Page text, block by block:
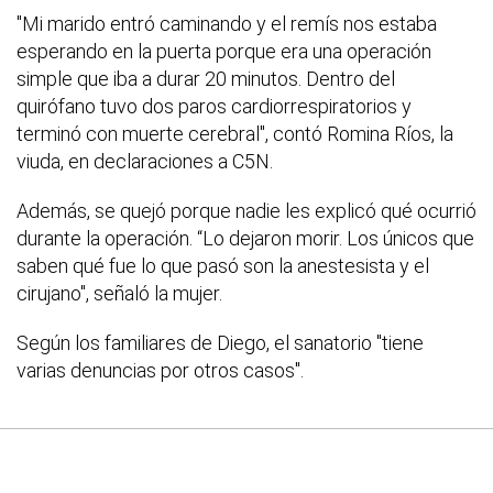
"Mi marido entró caminando y el remís nos estaba
esperando en la puerta porque era una operación
simple que iba a durar 20 minutos. Dentro del
quirófano tuvo dos paros cardiorrespiratorios y
terminó con muerte cerebral", contó Romina Ríos, la
viuda, en declaraciones a C5N.
Además, se quejó porque nadie les explicó qué ocurrió
durante la operación. “Lo dejaron morir. Los únicos que
saben qué fue lo que pasó son la anestesista y el
cirujano", señaló la mujer.
Según los familiares de Diego, el sanatorio "tiene
varias denuncias por otros casos".